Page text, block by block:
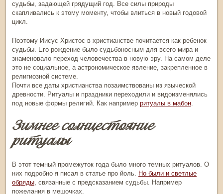
судьбы, задающей грядущий год. Все силы природы
скапливались к этому моменту, чтобы влиться в новый годовой
цикл.
Поэтому Иисус Христос в христианстве почитается как ребенок
судьбы. Его рождение было судьбоносным для всего мира и
знаменовало переход человечества в новую эру. На самом деле
это не социальное, а астрономическое явление, закрепленное в
религиозной системе.
Почти все даты христианства позаимствованы из языческой
древности. Ритуалы и праздники переходили и видоизменялись
под новые формы религий. Как например ритуалы в мабон.
Зимнее солнцестояние
ритуалы
В этот темный промежуток года было много темных ритуалов. О
них подробно я писал в статье про йоль. Но были и светлые
обряды, связанные с предсказанием судьбы. Например
пожелания в мешочках.